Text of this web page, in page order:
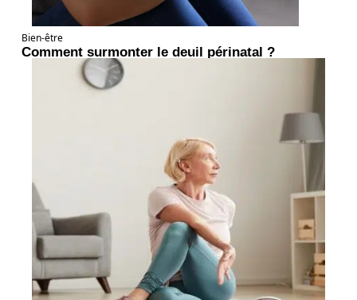
Bien-être
Comment surmonter le deuil périnatal ?